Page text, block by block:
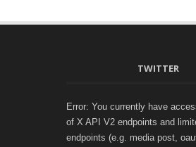
TWITTER
Error: You currently have
of X API V2 endpoints and
endpoints (e.g. media post,